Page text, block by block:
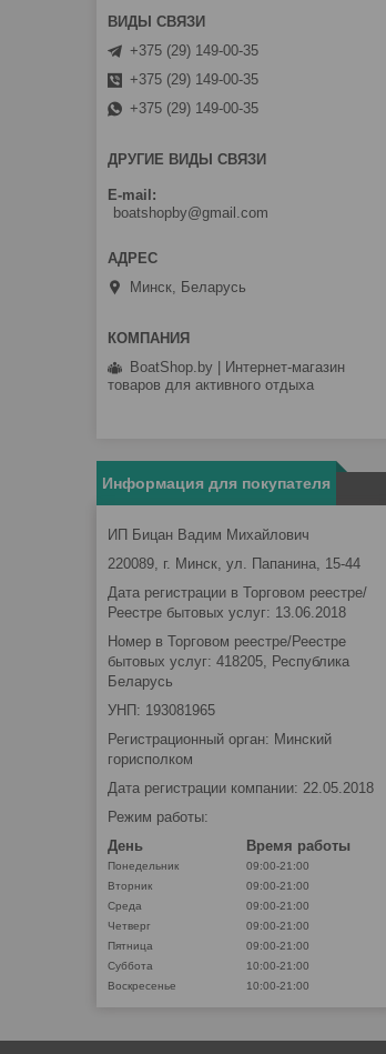
+375 (29) 149-00-35
+375 (29) 149-00-35
+375 (29) 149-00-35
ДРУГИЕ ВИДЫ СВЯЗИ
E-mail
boatshopby@gmail.com
Минск, Беларусь
BoatShop.by | Интернет-магазин
товаров для активного отдыха
Информация для покупателя
ИП Бицан Вадим Михайлович
220089, г. Минск, ул. Папанина, 15-44
Дата регистрации в Торговом реестре/
Реестре бытовых услуг: 13.06.2018
Номер в Торговом реестре/Реестре
бытовых услуг: 418205, Республика
Беларусь
УНП: 193081965
Регистрационный орган: Минский
горисполком
Дата регистрации компании: 22.05.2018
Режим работы:
День
Время работы
Понедельник
09:00-21:00
Вторник
09:00-21:00
Среда
09:00-21:00
Четверг
09:00-21:00
Пятница
09:00-21:00
Суббота
10:00-21:00
Воскресенье
10:00-21:00